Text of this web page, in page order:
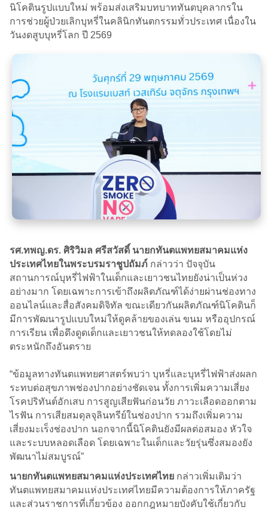
นิโคตินรูปแบบใหม่ พร้อมส่งเสริมบทบาททันตบุคลากรใน
การช่วยผู้ป่วยเลิกบุหรี่ในคลินิกทันตกรรมทั่วประเทศ เนื่องใน
วันงดสูบบุหรี่โลก ปี 2569
รศ.ทพญ.ดร. ศิริวิมล ศรีสวัสดิ์ นายกทันตแพทยสมาคมแห่ง
ประเทศไทยในพระบรมราชูปถัมภ์ กล่าวว่า ปัจจุบัน
สถานการณ์บุหรี่ไฟฟ้าในเด็กและเยาวชนไทยยังน่าเป็นห่วง
อย่างมาก โดยเฉพาะการเข้าถึงผลิตภัณฑ์ได้ง่ายผ่านช่องทาง
ออนไลน์และสื่อสังคมดิจิทัล ขณะเดียวกันผลิตภัณฑ์นิโคตินก็
มีการพัฒนารูปแบบใหม่ให้ดูคล้ายของเล่น ขนม หรืออุปกรณ์
การเรียน เพื่อดึงดูดเด็กและเยาวชนให้ทดลองใช้โดยไม่
ตระหนักถึงอันตราย
“ข้อมูลทางทันตแพทยศาสตร์พบว่า บุหรี่และบุหรี่ไฟฟ้าส่งผลก
ระทบต่อสุขภาพช่องปากอย่างชัดเจน ทั้งการเพิ่มความเสี่ยง
โรคปริทันต์อักเสบ การสูญเสียฟันก่อนวัย ภาวะเลือดออกตาม
ไรฟัน การเสียสมดุลจุลินทรีย์ในช่องปาก รวมถึงเพิ่มความ
เสี่ยงมะเร็งช่องปาก นอกจากนี้นิโคตินยังมีผลต่อสมอง หัวใจ
และระบบหลอดเลือด โดยเฉพาะในเด็กและวัยรุ่นซึ่งสมองยัง
พัฒนาไม่สมบูรณ์”
นายกทันตแพทยสมาคมแห่งประเทศไทย กล่าวเพิ่มเติมว่า
ทันตแพทยสมาคมแห่งประเทศไทยมีความต้องการให้ภาครัฐ
และส่วนราชการที่เกี่ยวข้อง ออกกฎหมายบังคับใช้เกี่ยวกับ